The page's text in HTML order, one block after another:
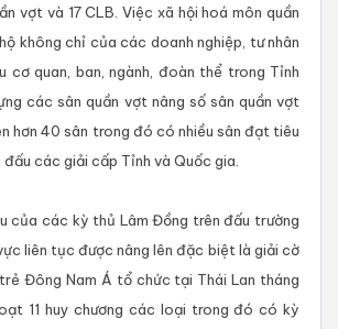
vợt và 17 CLB. Việc xã hội hoá môn quần
không chỉ của các doanh nghiệp, tư nhân
cơ quan, ban, ngành, đoàn thể trong Tỉnh
các sân quần vợt nâng số sân quần vợt
hơn 40 sân trong đó có nhiều sân đạt tiêu
các giải cấp Tỉnh và Quốc gia.
của các kỳ thủ Lâm Đồng trên đấu trường
liên tục được nâng lên đặc biệt là giải cờ
Đông Nam Á tổ chức tại Thái Lan tháng
11 huy chương các loại trong đó có kỳ